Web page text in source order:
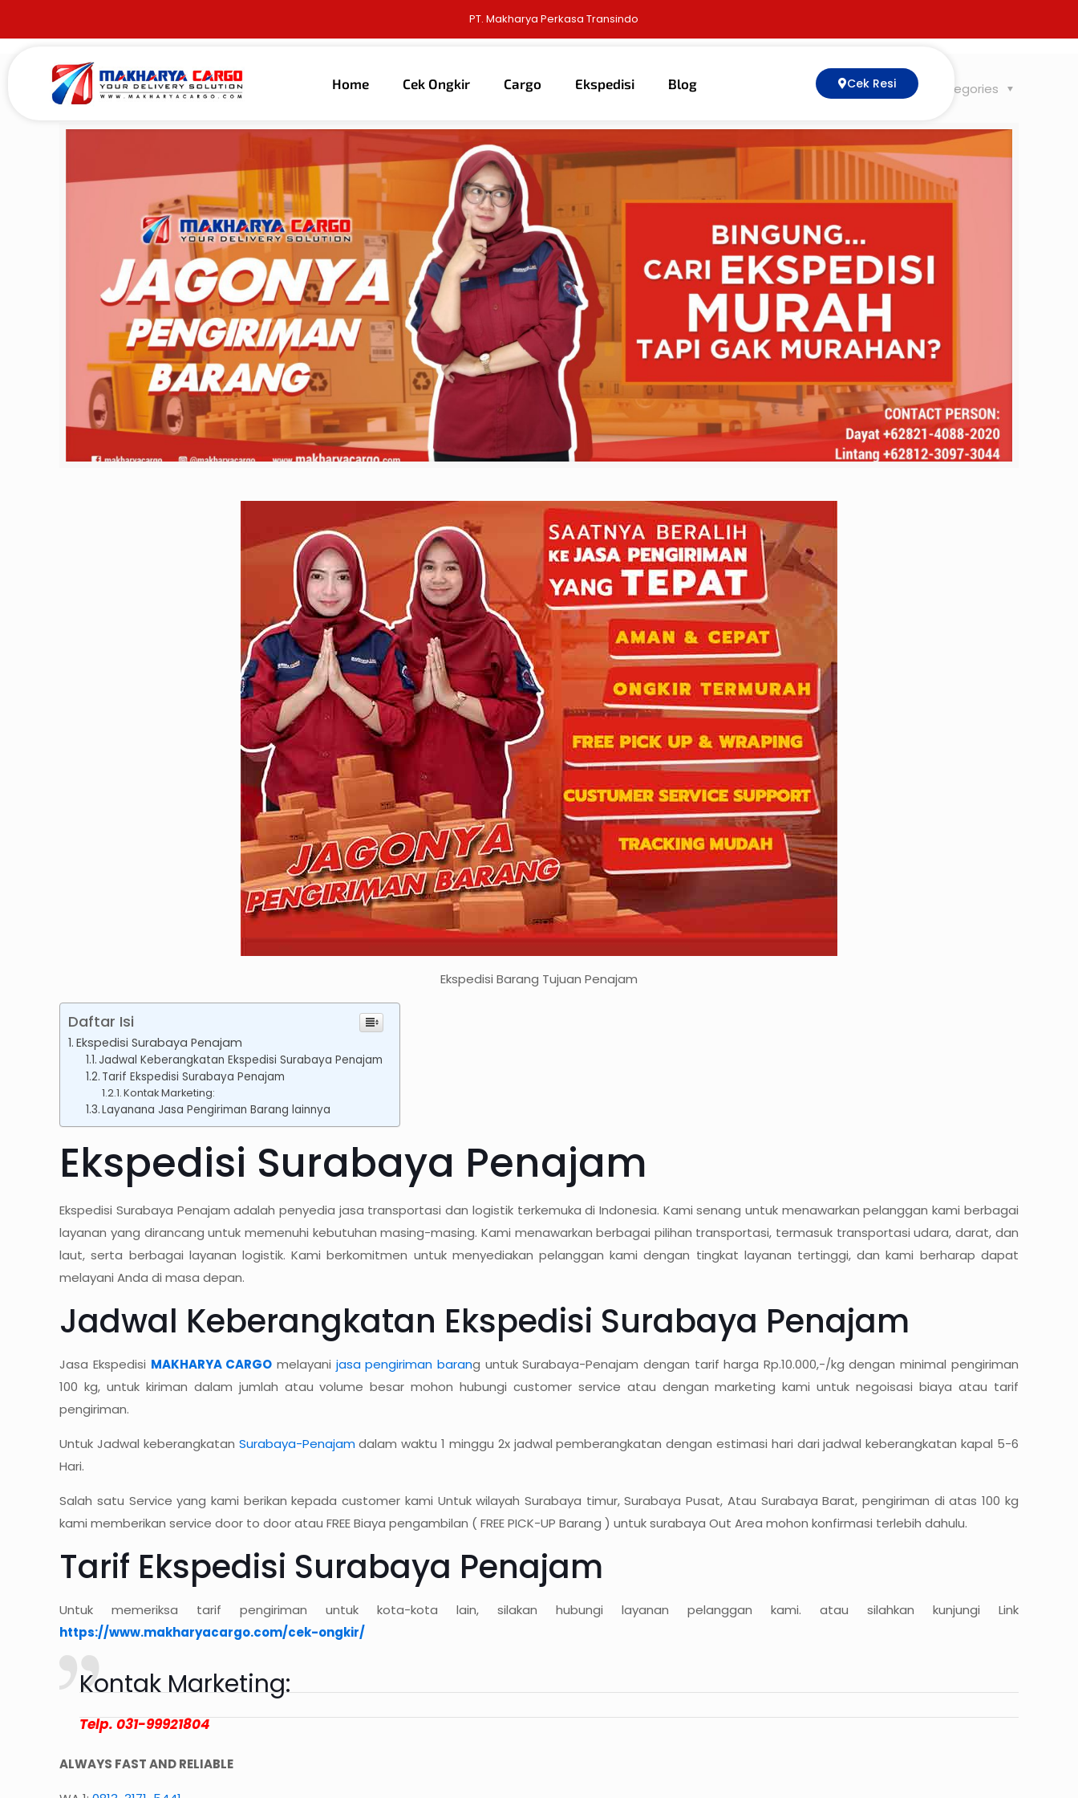
PT. Makharya Perkasa Transindo
Home Cek Ongkir Cargo Ekspedisi Blog Cek Resi
Published by makharyaon 19 Juni 2022 Categories
Tags
Ekspedisi Barang Tujuan Penajam
Daftar Isi
Ekspedisi Surabaya Penajam
Jadwal Keberangkatan Ekspedisi Surabaya Penajam
Tarif Ekspedisi Surabaya Penajam
Kontak Marketing:
Layanana Jasa Pengiriman Barang lainnya
Ekspedisi Surabaya Penajam
Ekspedisi Surabaya Penajam adalah penyedia jasa transportasi dan logistik terkemuka di Indonesia. Kami senang untuk menawarkan pelanggan kami berbagai
layanan yang dirancang untuk memenuhi kebutuhan masing-masing. Kami menawarkan berbagai pilihan transportasi, termasuk transportasi udara, darat, dan
laut, serta berbagai layanan logistik. Kami berkomitmen untuk menyediakan pelanggan kami dengan tingkat layanan tertinggi, dan kami berharap dapat
melayani Anda di masa depan.
Jadwal Keberangkatan Ekspedisi Surabaya Penajam
Jasa Ekspedisi MAKHARYA CARGO melayani jasa pengiriman barang untuk Surabaya-Penajam dengan tarif harga Rp.10.000,-/kg dengan minimal pengiriman
100 kg, untuk kiriman dalam jumlah atau volume besar mohon hubungi customer service atau dengan marketing kami untuk negoisasi biaya atau tarif
pengiriman.
Untuk Jadwal keberangkatan Surabaya-Penajamdalam waktu 1 minggu 2x jadwal pemberangkatan dengan estimasi hari dari jadwal keberangkatan kapal 5-6
Hari.
Salah satu Service yang kami berikan kepada customer kami Untuk wilayah Surabaya timur, Surabaya Pusat, Atau Surabaya Barat, pengiriman di atas 100 kg
kami memberikan service door to door atau FREE Biaya pengambilan ( FREE PICK-UP Barang ) untuk surabaya Out Area mohon konfirmasi terlebih dahulu.
Tarif Ekspedisi Surabaya Penajam
Untuk memeriksa tarif pengiriman untuk kota-kota lain, silakan hubungi layanan pelanggan kami. atau silahkan kunjungi Link
https://www.makharyacargo.com/cek-ongkir/
Kontak Marketing:
Telp. 031-99921804
ALWAYS FAST AND RELIABLE